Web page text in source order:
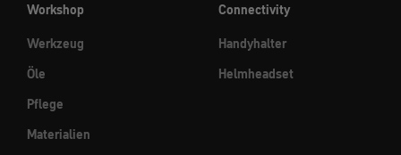
Workshop
Werkzeug
Öle
Pflege
Materialien
Connectivity
Handyhalter
Helmheadset